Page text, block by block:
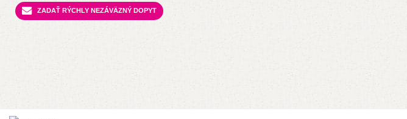
ZADAŤ RÝCHLY NEZÁVÄZNÝ DOPYT